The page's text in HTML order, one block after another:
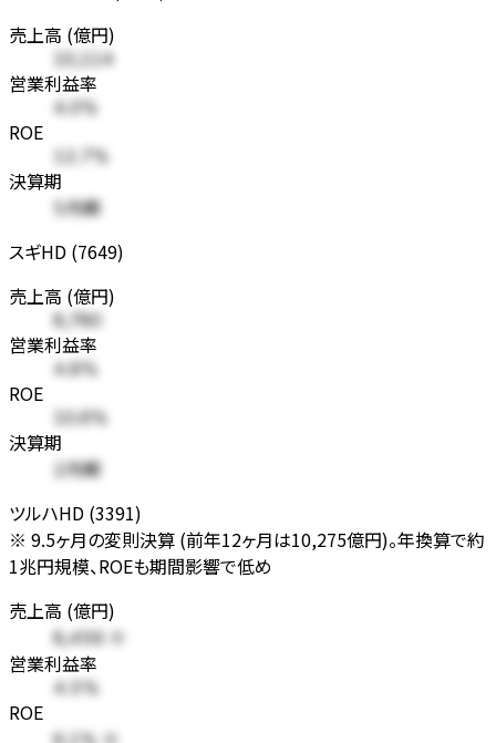
売上高 (億円)
10,114
営業利益率
4.0%
ROE
12.7%
決算期
5月期
スギHD (7649)
売上高 (億円)
8,780
営業利益率
4.8%
ROE
10.6%
決算期
2月期
ツルハHD (3391)
※ 9.5ヶ月の変則決算 (前年12ヶ月は10,275億円)。年換算で約
1兆円規模、ROEも期間影響で低め
売上高 (億円)
8,456 ※
営業利益率
4.5%
ROE